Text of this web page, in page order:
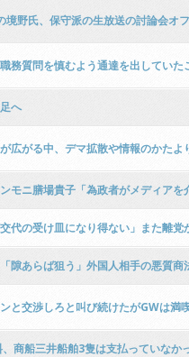
境野氏、保守派の生放送の討論会
務質問を慎むよう通達を出してい
へ
広がる中、デマ拡散や情報のかた
モニ膳場貴子「為政者がメディア
代の受け皿になり得ない」また離党
あらば狙う」外国人相手の悪質
ランと交渉しろと叫び続けたが
商船三井船舶3隻は支払っていなか